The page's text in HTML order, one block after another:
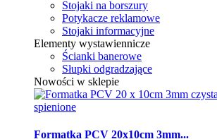
Stojaki na borszury
Potykacze reklamowe
Stojaki informacyjne
Elementy wystawiennicze
Ścianki banerowe
Słupki odgradzające
Nowości w sklepie
Formatka PCV 20x10cm 3mm...